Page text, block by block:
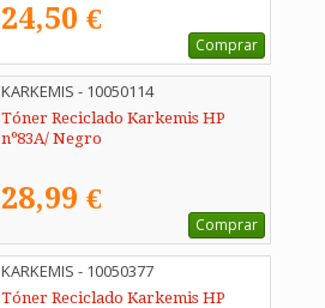
24,50 €
Comprar
KARKEMIS - 10050114
Tóner Reciclado Karkemis HP
nº83A/ Negro
28,99 €
Comprar
KARKEMIS - 10050377
Tóner Reciclado Karkemis HP